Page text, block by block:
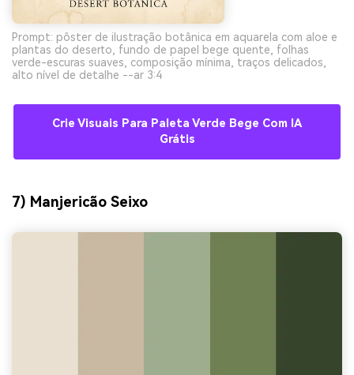
Prompt: pôster de ilustração botânica em aquarela com aloe e
plantas do deserto, fundo de papel bege quente, folhas
verde-escuras suaves, composição mínima, traços delicados,
alto nível de detalhe --ar 3:4
Crie Visuais Para Paleta Verde Bege Com IA
Grátis
7) Manjericão Seixo